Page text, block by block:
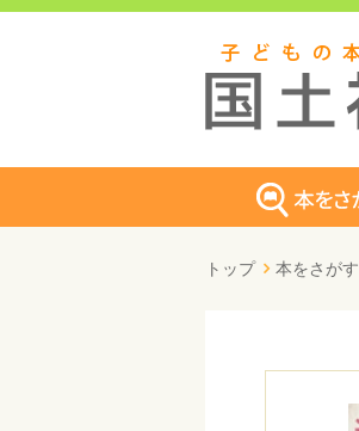
トップ 本をさがす